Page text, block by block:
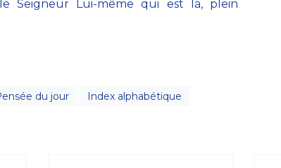
Seigneur Lui-même qui est là, plein
du jour Index alphabétique